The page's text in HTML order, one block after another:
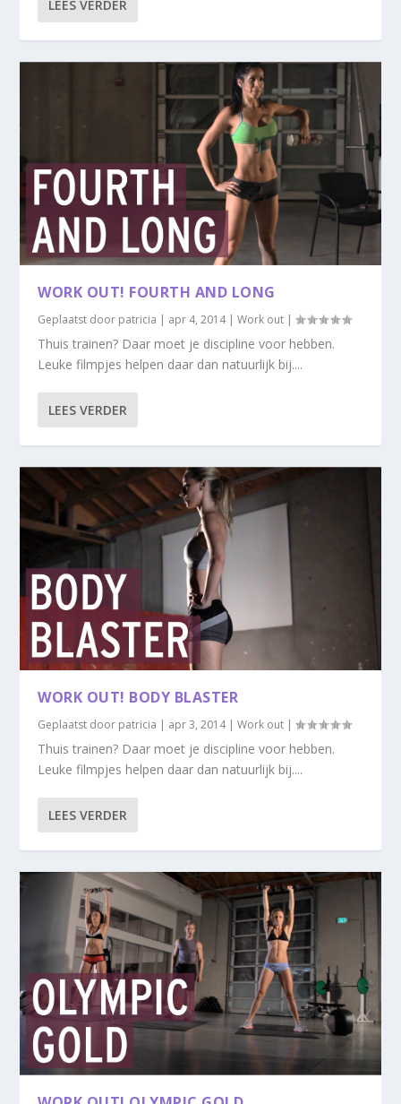
LEES VERDER
WORK OUT! FOURTH AND LONG
Geplaatst door patricia | apr 4, 2014|Work out |
Thuis trainen? Daar moet je discipline voor hebben.
Leuke filmpjes helpen daar dan natuurlijk bij....
LEES VERDER
WORK OUT! BODY BLASTER
Geplaatst door patricia | apr 3, 2014|Work out |
Thuis trainen? Daar moet je discipline voor hebben.
Leuke filmpjes helpen daar dan natuurlijk bij....
LEES VERDER